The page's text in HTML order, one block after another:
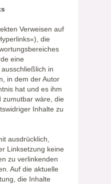
Verweisen auf
die
eine
in
in dem der Autor
hat und es ihm
zumutbar wäre, die
Inhalte zu
ausdrücklich,
Linksetzung keine
zu verlinkenden
Auf die aktuelle
die Inhalte